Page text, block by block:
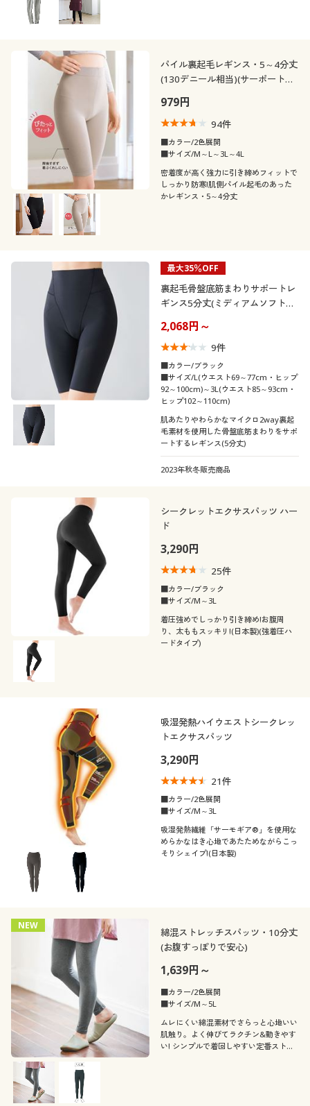
パイル裏起毛レギンス・5～4分丈
(130デニール相当)(サーポート感
979円
94件
■カラー/2色展開
■サイズ/M～L～3L～4L
密着度が高く強力に引き締めフィットで
しっかり防寒!肌側パイル起毛のあった
かレギンス・5～4分丈
最大35％OFF
裏起毛骨盤底筋まわりサポートレ
ギンス5分丈(ミディアムソフトタ
2,068円～
9件
■カラー/ブラック
■サイズ/L(ウエスト69～77cm・ヒップ
92～100cm)～3L(ウエスト85～93cm・
ヒップ102～110cm)
肌あたりやわらかなマイクロ2way裏起
毛素材を使用した骨盤底筋まわりをサポ
ートするレギンス(5分丈)
2023年秋冬販売商品
シークレットエクサスパッツ ハー
ド
3,290円
25件
■カラー/ブラック
■サイズ/M～3L
着圧強めでしっかり引き締め!お腹周
り、太ももスッキリ!(日本製)(強着圧ハ
ードタイプ)
吸湿発熱ハイウエストシークレッ
トエクサスパッツ
3,290円
21件
■カラー/2色展開
■サイズ/M～3L
吸湿発熱繊維「サーモギア®」を使用な
めらかなはき心地であたためながらこっ
そりシェイプ!(日本製)
NEW
綿混ストレッチスパッツ・10分丈
(お腹すっぽりで安心)
1,639円～
■カラー/2色展開
■サイズ/M～5L
ムレにくい綿混素材でさらっと心地いい
肌触り。よく伸びてラクチン&動きやす
い! シンプルで着回しやすい定番ストレ